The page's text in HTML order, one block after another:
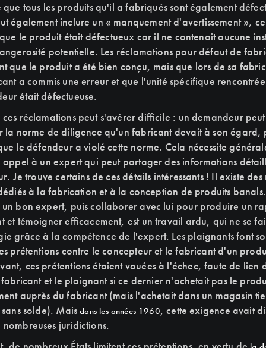
que tous les produits qu'il a fabriqués sont également
également inclure un « manquement d'avertissement »,
le produit était défectueux car il ne contenait aucune
potentielle. Les réclamations pour défaut de
que le produit a été bien conçu, mais que lors de sa
a commis une erreur et que l'unité spécifique
était défectueuse.
ces réclamations peut s'avérer difficile : un demandeur
la norme de diligence qu'un fabricant devait à son égard,
le défendeur a violé cette norme. Cela nécessite
à un expert qui peut partager des informations
Je trouve certains de ces détails intéressants ! Il existe des
à la fabrication et à la conception de produits banals.
un bon expert, puis collaborer avec lui pour produire un
et témoigner efficacement, est un travail ardu, qui ne se
grâce à la compétence de l'expert. Les plaignants font
prétentions contre le concepteur et le fabricant d'un
ces prétentions étaient vouées à l'échec, faute de lien
et le plaignant si ce dernier n'achetait pas le
auprès du fabricant (mais l'achetait dans un magasin
solde). Maisdans les années 1960, cette exigence avait
nombreuses juridictions.